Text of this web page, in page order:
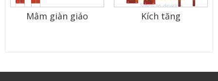
Mâm giàn giáo Kích tăng